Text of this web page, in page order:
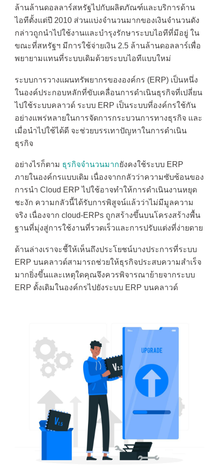
ล้านล้านดอลลาร์สหรัฐไปกับผลิตภัณฑ์และบริการด้าน
ไอทีตั้งแต่ปี 2010 ส่วนแบ่งจำนวนมากของเงินจำนวนดัง
กล่าวถูกนำไปใช้งานและบำรุงรักษาระบบไอทีที่มีอยู่ ใน
ขณะที่สหรัฐฯ มีการใช้จ่ายเงิน 2.5 ล้านล้านดอลลาร์เพื่อ
พยายามแทนที่ระบบเดิมด้วยระบบไอทีแบบใหม่
ระบบการวางแผนทรัพยากรขององค์กร (ERP) เป็นหนึ่ง
ในองค์ประกอบหลักที่ขับเคลื่อนการดำเนินธุรกิจที่เปลี่ยน
ไปใช้ระบบคลาวด์ ระบบ ERP เป็นระบบที่องค์กรใช้กัน
อย่างแพร่หลายในการจัดการกระบวนการทางธุรกิจ และ
เมื่อนำไปใช้ได้ดี จะช่วยบรรเทาปัญหาในการดำเนิน
ธุรกิจ
อย่างไรก็ตาม ธุรกิจจำนวนมากยังคงใช้ระบบ ERP
ภายในองค์กรแบบเดิม เนื่องจากกลัวว่าความซับซ้อนของ
การนำ Cloud ERP ไปใช้อาจทำให้การดำเนินงานหยุด
ชะงัก ความกลัวนี้ได้รับการพิสูจน์แล้วว่าไม่มีมูลความ
จริง เนื่องจาก cloud-ERPs ถูกสร้างขึ้นบนโครงสร้างพื้น
ฐานที่มุ่งสู่การใช้งานที่รวดเร็วและการปรับแต่งที่ง่ายดาย
ด้านล่างเราจะชี้ให้เห็นถึงประโยชน์บางประการที่ระบบ
ERP บนคลาวด์สามารถช่วยให้ธุรกิจประสบความสำเร็จ
มากยิ่งขึ้นและเหตุใดคุณจึงควรพิจารณาย้ายจากระบบ
ERP ดั้งเดิมในองค์กรไปยังระบบ ERP บนคลาวด์